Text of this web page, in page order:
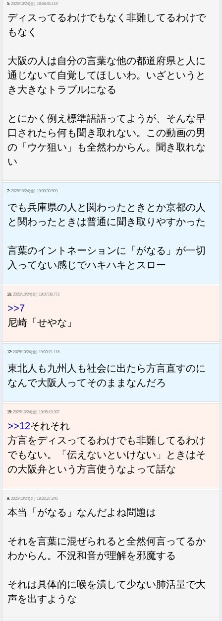
5: 2025/10/24(金) 18:58:45.119
ディスってるわけでもなく非難してるわけで
もなく
大阪の人は自分の言葉な他の都道府県と人に
通じないて自覚してほしいわ。いざというと
き大きなトラブルになる
とにかく例え標準語語ってようが、そんな早
口されたら何も聞き取れない。この動画の男
の「ウケ狙い」も全然わからん。聞き取れな
い
7: 2025/10/24(金) 19:00:30.509
でも兵庫県の人と関わったときとか京都の人
と関わったときは普通に聞き取りやすかった
言葉のイントネーションに「がなる」が一切
入ってない感じでハキハキとスロー
16: 2025/10/24(金) 19:07:08.772
>>7
尼崎「せやな」
12: 2025/10/24(金) 19:03:21.116
東北人も九州人も社会に出たら方言直すのに
なんで大阪人ってそのままなんだろ
15: 2025/10/24(金) 19:05:19.397
>>12それそれ
方言をディスってるわけでも非難してるわけ
でもない。「伝えないといけない」ときはそ
の大阪弁という方言使うなよって話な
9: 2025/10/24(金) 19:02:27.240
本当「がなる」なんだよね問題は
それを言葉に混ぜられると全然何言ってるか
わからん。不況和音が理解を邪魔する
それは具体的に喉を潰して少ない肺活量で大
声を出すような